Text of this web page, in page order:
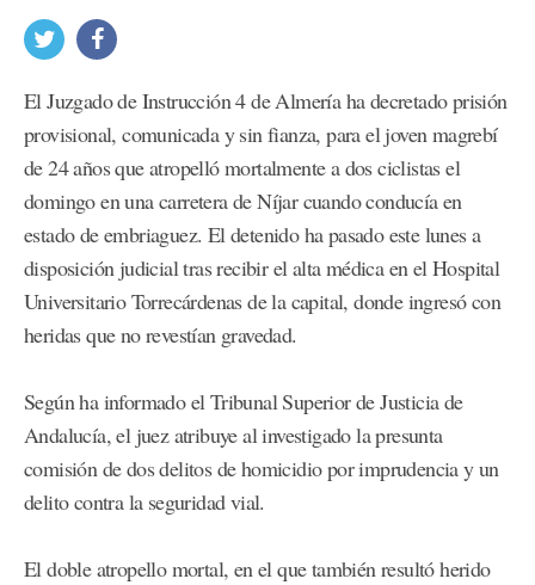
El Juzgado de Instrucción 4 de Almería ha decretado prisión
provisional, comunicada y sin fianza, para el joven magrebí
de 24 años que atropelló mortalmente a dos ciclistas el
domingo en una carretera de Níjar cuando conducía en
estado de embriaguez. El detenido ha pasado este lunes a
disposición judicial tras recibir el alta médica en el Hospital
Universitario Torrecárdenas de la capital, donde ingresó con
heridas que no revestían gravedad.
Según ha informado el Tribunal Superior de Justicia de
Andalucía, el juez atribuye al investigado la presunta
comisión de dos delitos de homicidio por imprudencia y un
delito contra la seguridad vial.
El doble atropello mortal, en el que también resultó herido